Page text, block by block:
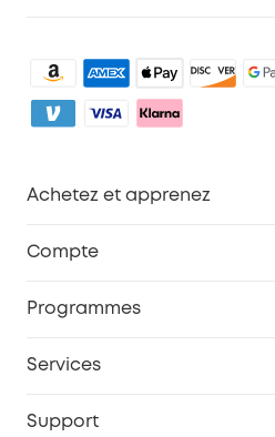
Achetez et apprenez
Compte
Programmes
Services
Support